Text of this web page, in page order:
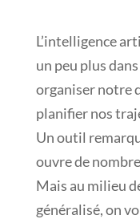
L’intelligence
un peu plus
organiser notre
planifier nos
Un outil
ouvre de
Mais au milieu
généralisé, on